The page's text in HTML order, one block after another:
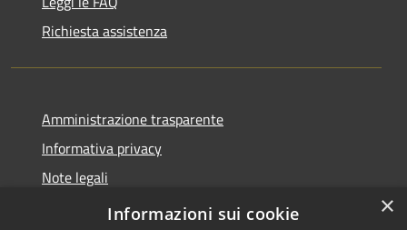
Richiesta assistenza
Amministrazione trasparente
Informativa privacy
Note legali
Dichiarazione di accessibilità
×
Informazioni sui cookie